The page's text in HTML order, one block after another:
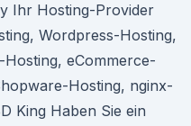
Ihr Hosting-Provider
Wordpress-Hosting,
eCommerce-
Hosting, nginx-
King Haben Sie ein